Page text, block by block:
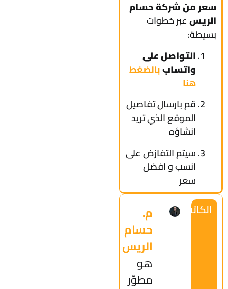
سعر من شركة حسام
الريسعبر خطوات
بسيطة:
التواصل على
واتساببالضغط
هنا
قم بارسال تفاصيل
الموقع الذي تريد
انشاؤه
سيتم التفازض على
انسب و افضل
سعر
الكاتب م.
حسام
الريس
هو
مطوّر